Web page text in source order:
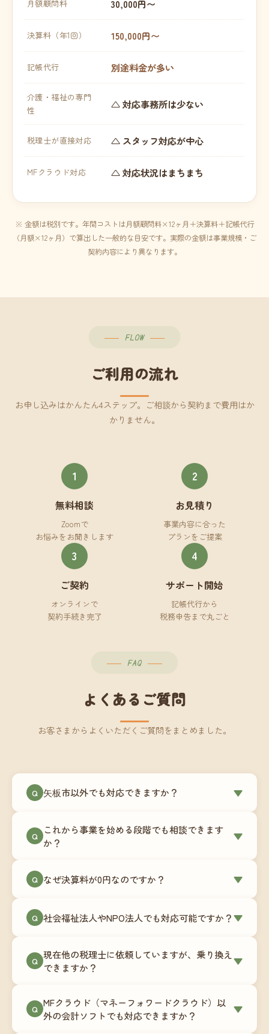
月額顧問料 30,000円〜
決算料（年1回） 150,000円〜
記帳代行 別途料金が多い
介護・福祉の専門
性
△ 対応事務所は少ない
税理士が直接対応 △ スタッフ対応が中心
MFクラウド対応 △ 対応状況はまちまち
※ 金額は税別です。年間コストは月額顧問料×12ヶ月＋決算料＋記帳代行
（月額×12ヶ月）で算出した一般的な目安です。実際の金額は事業規模・ご
契約内容により異なります。
FLOW
ご利用の流れ
お申し込みはかんたん4ステップ。ご相談から契約まで費用はか
かりません。
1
無料相談
Zoomで
お悩みをお聞きします
2
お見積り
事業内容に合った
プランをご提案
3
ご契約
オンラインで
契約手続き完了
4
サポート開始
記帳代行から
税務申告まで丸ごと
FAQ
よくあるご質問
お客さまからよくいただくご質問をまとめました。
Q 矢板市以外でも対応できますか？ ▼
やチャットツールを使ったオンラインでのやり取
りが中心ですので、地域を問わずサポート可能で
業者さまにご利用いただいています。
Q
これから事業を始める段階でも相談できます
か？
▼
180,000円〜）をご用意しています。事業計画の段
談にも対応しています。
Q なぜ決算料が0円なのですか？ ▼
次で進めています。そのため、決算時に追加の作
リプション型の料金体系を実現しています。年間
コストが事前にわかるので、資金繰りの見通しも
Q 社会福祉法人やNPO法人でも対応可能ですか？▼
は営利法人とは会計基準や監査要件が異なるた
め、別途お見積りとなります。まずはお気軽にご
Q 現在他の税理士に依頼していますが、乗り換え
できますか？
▼
ます。前任の税理士事務所との連携や、過去の帳
簿データの移行もお手伝いします。決算期のタイ
Q MFクラウド（マネーフォワードクラウド）以
外の会計ソフトでも対応できますか？
▼